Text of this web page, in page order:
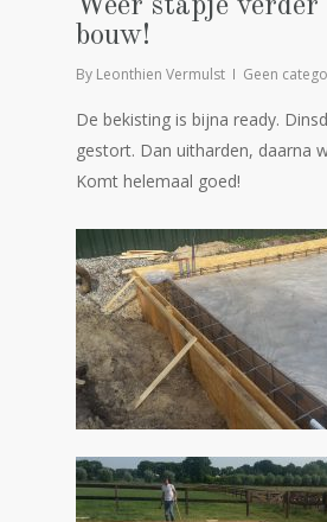
Weer stapje verder
bouw!
By Leonthien Vermulst Geen
De bekisting is bijna ready.
gestort. Dan uitharden, daarna
Komt helemaal goed!